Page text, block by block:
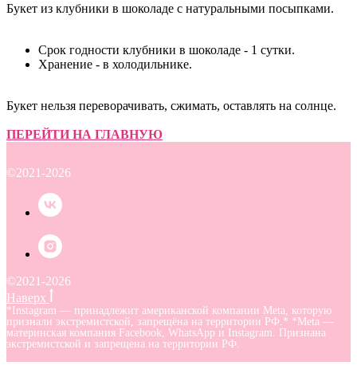
Букет из клубники в шоколаде с натуральными посыпками.
Срок годности клубники в шоколаде - 1 сутки.
Хранение - в холодильнике.
Букет нельзя переворачивать, сжимать, оставлять на солнце.
ПЕРЕЙТИ НА ГЛАВНУЮ
©2021-2026
©2021-2026
Наверх
*Instagram — принадлежит американской компании Meta, которую
признали экстремистской, запрещёна на территории РФ.* *Meta —
материнская компания Facebook, WhatsApp и Instagram. Признана
экстремистской и запрещена на территории РФ.